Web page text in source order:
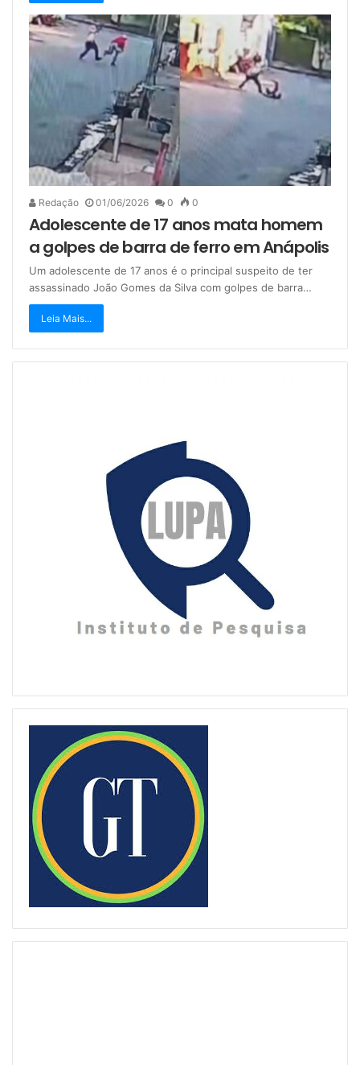
Redação 01/06/2026 0 0
Adolescente de 17 anos mata homem
a golpes de barra de ferro em Anápolis
Um adolescente de 17 anos é o principal suspeito de ter
assassinado João Gomes da Silva com golpes de barra…
Leia Mais...